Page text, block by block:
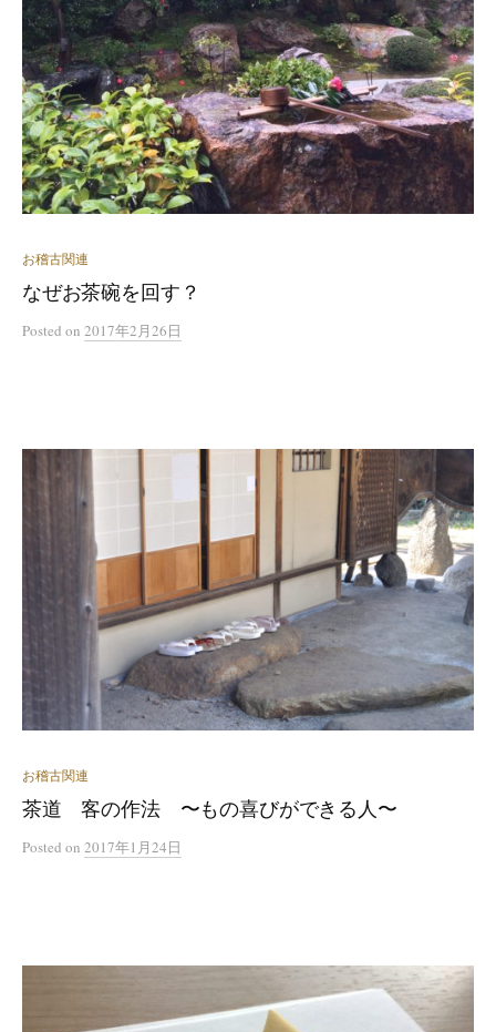
お稽古関連
なぜお茶碗を回す？
Posted on 2017年2月26日
お稽古関連
茶道 客の作法 〜もの喜びができる人〜
Posted on 2017年1月24日